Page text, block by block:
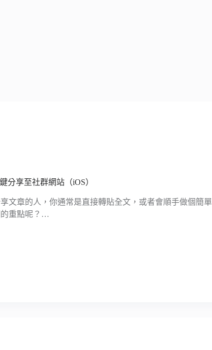
分享至社群網站（iOS）
文章的人，你通常是直接轉貼全文，或者會順手做個簡單
的重點呢？…